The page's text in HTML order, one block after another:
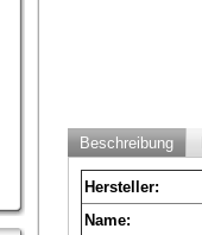
Beschreibung
Hersteller:
Name: